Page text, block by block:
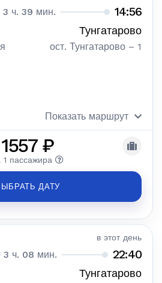
3 ч. 39 мин. 14:56
Тунгатарово
ост. Тунгатарово – 1
Показать маршрут
1557 ₽
1 пассажира
ДАТУ
в этот день
3 ч. 08 мин. 22:40
Тунгатарово